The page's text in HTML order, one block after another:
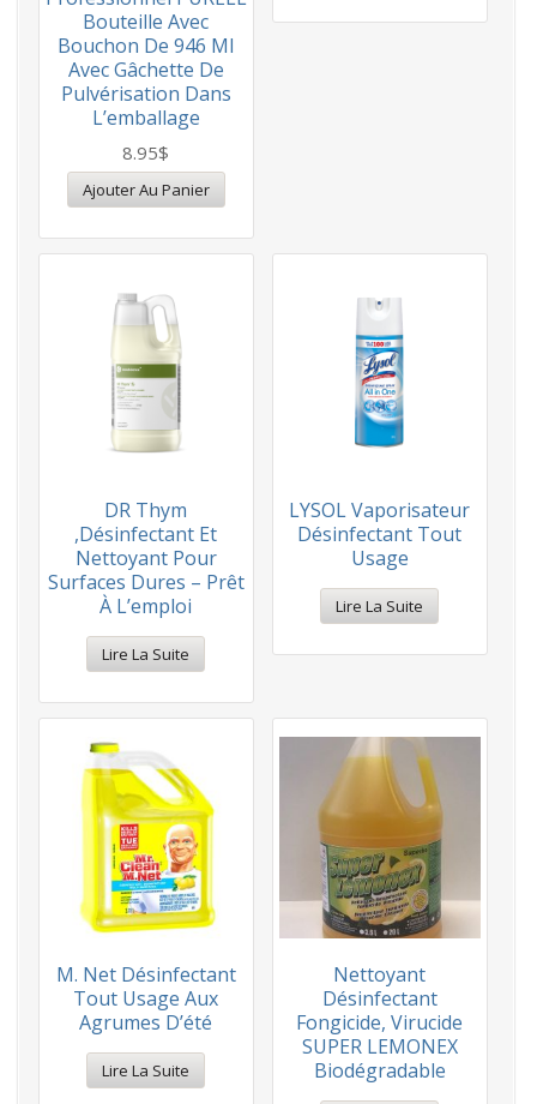
Bouteille Avec
Bouchon De 946 Ml
Avec Gâchette De
Pulvérisation Dans
L’emballage
8.95$
Ajouter Au Panier
DR Thym
,Désinfectant Et
Nettoyant Pour
Surfaces Dures – Prêt
À L’emploi
Lire La Suite
LYSOL Vaporisateur
Désinfectant Tout
Usage
Lire La Suite
M. Net Désinfectant
Tout Usage Aux
Agrumes D’été
Lire La Suite
Nettoyant
Désinfectant
Fongicide, Virucide
SUPER LEMONEX
Biodégradable